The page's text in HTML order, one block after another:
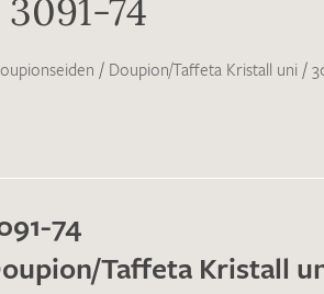
3091-74
/ Doupion/Taffeta Kristall uni /
74
Taffeta Kristall